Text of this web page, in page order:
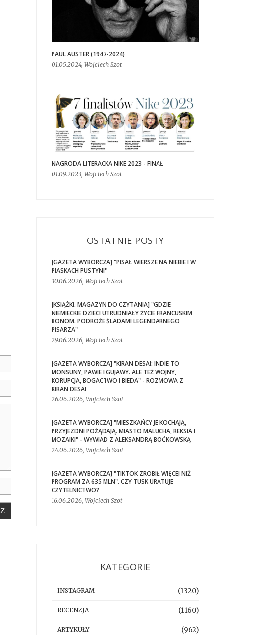
PAUL AUSTER (1947-2024)
01.05.2024, Wojciech Szot
NAGRODA LITERACKA NIKE 2023 - FINAŁ
01.09.2023, Wojciech Szot
OSTATNIE POSTY
[GAZETA WYBORCZA] "PISAŁ WIERSZE NA NIEBIE I W
PIASKACH PUSTYNI"
30.06.2026, Wojciech Szot
[KSIĄŻKI. MAGAZYN DO CZYTANIA] "GDZIE
NIEMIECKIE DZIECI UTRUDNIAŁY ŻYCIE FRANCUSKIM
BONOM. PODRÓŻE ŚLADAMI LEGENDARNEGO
PISARZA"
29.06.2026, Wojciech Szot
[GAZETA WYBORCZA] "KIRAN DESAI: INDIE TO
MONSUNY, PAWIE I GUJAWY. ALE TEŻ WOJNY,
KORUPCJA, BOGACTWO I BIEDA" - ROZMOWA Z
KIRAN DESAI
26.06.2026, Wojciech Szot
[GAZETA WYBORCZA] "MIESZKAŃCY JE KOCHAJĄ,
PRZYJEZDNI POŻĄDAJĄ. MIASTO MALUCHA, REKSIA I
MOZAIKI" - WYWIAD Z ALEKSANDRĄ BOĆKOWSKĄ
24.06.2026, Wojciech Szot
[GAZETA WYBORCZA] "TIKTOK ZROBIŁ WIĘCEJ NIŻ
PROGRAM ZA 635 MLN". CZY TUSK URATUJE
CZYTELNICTWO?
16.06.2026, Wojciech Szot
KATEGORIE
INSTAGRAM (1320)
RECENZJA (1160)
ARTYKUŁY (962)